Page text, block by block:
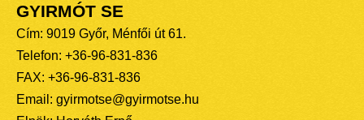
GYIRMÓT SE
Cím: 9019 Győr, Ménfői út 61.
Telefon: +36-96-831-836
FAX: +36-96-831-836
Email: gyirmotse@gyirmotse.hu